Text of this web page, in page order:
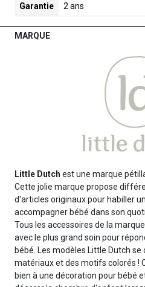
Garantie 2 ans
MARQUE
Little Dutch est une marque
Cette jolie marque propose
d'articles originaux pour habiller
accompagner bébé dans son
Tous les accessoires de la marque
avec le plus grand soin pour
bébé. Les modèles Little Dutch
matériaux et des motifs colorés !
bien à une décoration pour bébé